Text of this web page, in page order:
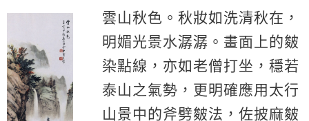
雲山秋色。秋妝如洗清秋在，
明媚光景水潺潺。畫面上的皴
染點線，亦如老僧打坐，穩若
泰山之氣勢，更明確應用太行
山景中的斧劈皴法，佐披麻皴